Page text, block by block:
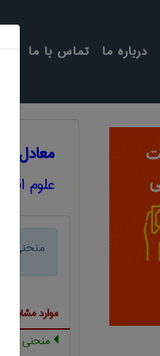
تماس با ما درباره ما
معادل
علوم
منحنی
موارد مشابه
منحني